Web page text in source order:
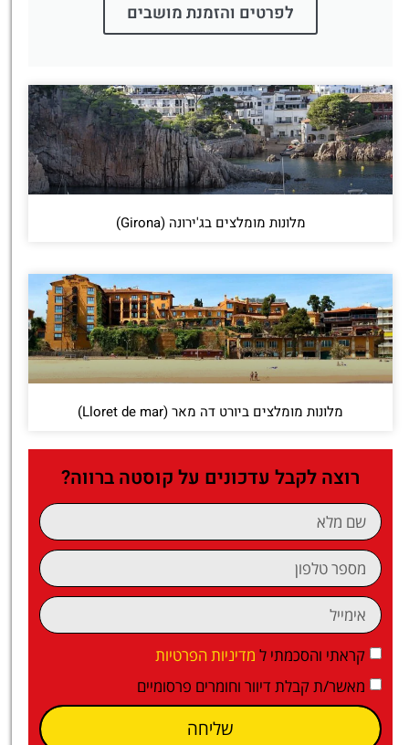
לפרטים והזמנת מושבים
מלונות מומלצים בג'ירונה (Girona)
מלונות מומלצים ביורט דה מאר (Lloret de mar)
רוצה לקבל עדכונים על קוסטה ברווה?
קראתי והסכמתי ל מדיניות הפרטיות
מאשר/ת קבלת דיוור וחומרים פרסומיים
שליחה